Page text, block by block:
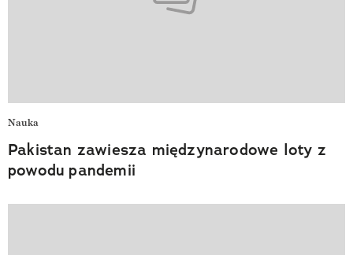
Nauka
Pakistan zawiesza międzynarodowe loty z
powodu pandemii